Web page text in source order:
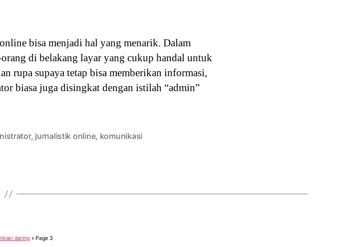
bisa menjadi hal yang menarik. Dalam
di belakang layar yang cukup handal untuk
rupa supaya tetap bisa memberikan informasi,
biasa juga disingkat dengan istilah “admin”
, jurnalistik online, komunikasi
daring » Page 3